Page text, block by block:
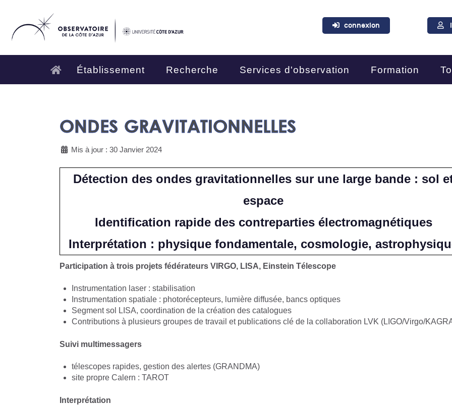
connexion
Établissement Recherche Services d'observation Formation
ONDES GRAVITATIONNELLES​
Mis à jour : 30 Janvier 2024
Détection des ondes gravitationnelles sur une large bande : sol
espace
Identification rapide des contreparties électromagnétiques
Interprétation : physique fondamentale, cosmologie,
Participation à trois projets fédérateurs VIRGO, LISA​, Einstein Télescope
Instrumentation laser : stabilisation
Instrumentation spatiale : photorécepteurs, lumière diffusée, ​bancs optiques​​
Segment sol LISA, coordination de la création des catalogues
Contributions à plusieurs groupes de travail et publications clé de la collaboration LVK (LIGO/Virgo/
Suivi multimessagers
télescopes rapides, gestion des alertes (GRANDMA)
site propre Calern : TAROT
Interprétation